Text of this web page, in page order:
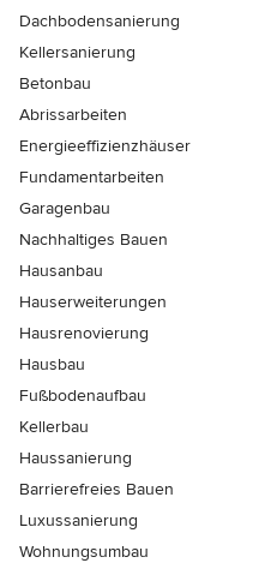
Dachbodensanierung
Kellersanierung
Betonbau
Abrissarbeiten
Energieeffizienzhäuser
Fundamentarbeiten
Garagenbau
Nachhaltiges Bauen
Hausanbau
Hauserweiterungen
Hausrenovierung
Hausbau
Fußbodenaufbau
Kellerbau
Haussanierung
Barrierefreies Bauen
Luxussanierung
Wohnungsumbau